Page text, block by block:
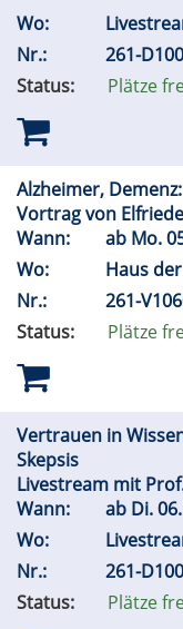
Wo:
Nr.:
261-
Status:
Plätze
Alzheimer,
Vortrag von
Wann:
ab Mo.
Wo:
Haus
Nr.:
261-
Status:
Plätze
Vertrauen in
Skepsis
Livestream mit
Wann:
ab Di.
Wo:
Nr.:
261-
Status:
Plätze